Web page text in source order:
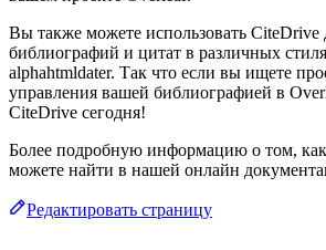
Вы также можете использовать CiteDrive
библиографий и цитат в различных
alphahtmldater. Так что если вы ищете
управления вашей библиографией в
CiteDrive сегодня!
Более подробную информацию о том, как
можете найти в нашей онлайн
Редактировать страницу